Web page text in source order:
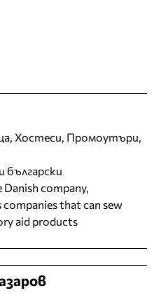
Хостеси, Промоутъри,
български
company,
that can sew
aid products